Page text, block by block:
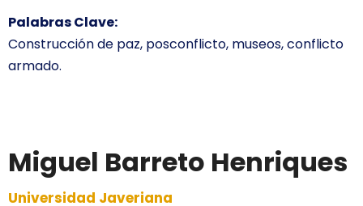
Palabras Clave:
Construcción de paz, posconflicto, museos, conflicto
armado.
Miguel Barreto Henriques
Universidad Javeriana